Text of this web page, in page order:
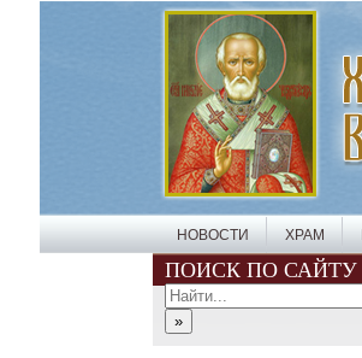
НОВОСТИ ХРАМ
ПОИСК ПО САЙТУ